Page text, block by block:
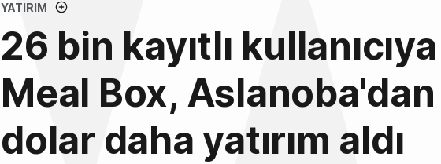
YATIRIM
26 bin kayıtlı
Meal Box,
dolar daha yatırım aldı